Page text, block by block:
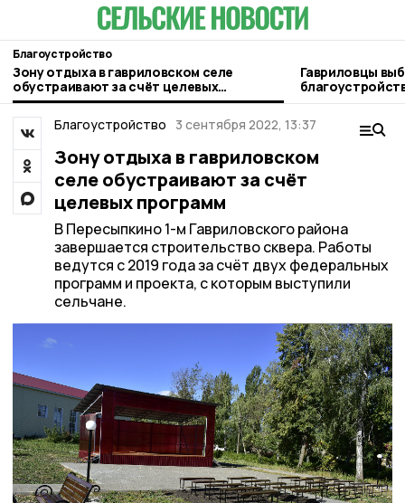
Благоустройство
Зону отдыха в гавриловском селе
обустраивают за счёт целевых
программ
Гавриловцы
Пересыпкино
Благоустройство
3 сентября 2022, 13:37
Зону отдыха в гавриловском
селе обустраивают за счёт
целевых программ
В Пересыпкино 1-м Гавриловского района
завершается строительство сквера. Работы
ведутся с 2019 года за счёт двух федеральных
программ и проекта, с которым выступили
сельчане.